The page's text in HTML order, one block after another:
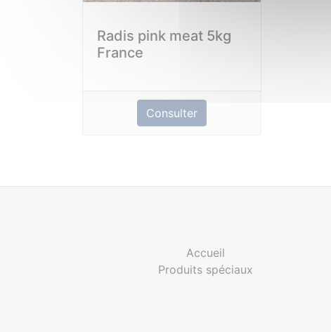
Radis pink meat 5kg
France
Consulter
Accueil
Produits spéciaux